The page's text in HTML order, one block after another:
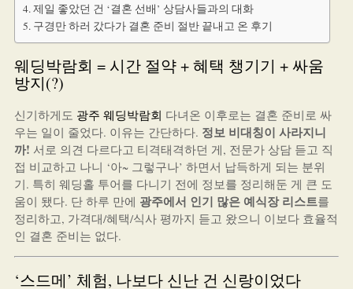
제일 좋았던 건 ‘결혼 선배’ 상담사들과의 대화
구경만 하러 갔다가 결혼 준비 절반 끝내고 온 후기
웨딩박람회 = 시간 절약 + 혜택 챙기기 + 싸움
방지(?)
신기하게도 광주 웨딩박람회 다녀온 이후로는 결혼 준비로 싸
우는 일이 줄었다. 이유는 간단하다. 정보 비대칭이 사라지니
까! 서로 의견 다르다고 티격태격하던 게, 전문가 상담 듣고 직
접 비교하고 나니 ‘아~ 그렇구나’ 하면서 납득하게 되는 분위
기. 특히 웨딩홀 투어를 다니기 전에 정보를 정리해둔 게 큰 도
움이 됐다. 단 하루 만에 광주에서 인기 많은 예식장 리스트를
정리하고, 가격대/혜택/식사 평까지 듣고 왔으니 이보다 효율적
인 결혼 준비는 없다.
‘스드메’ 체험, 나보다 신난 건 신랑이었다